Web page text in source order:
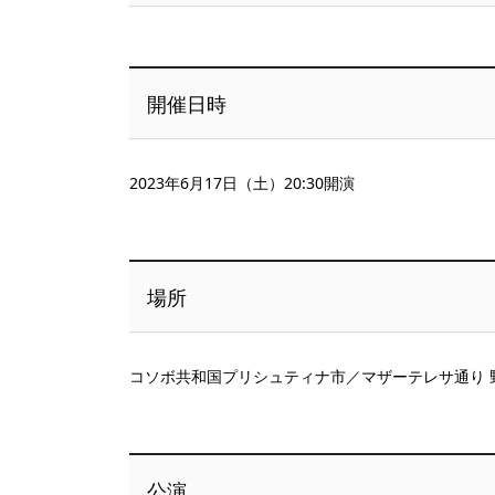
開催日時
2023年6月17日（土）20:30開演
場所
コソボ共和国プリシュティナ市／マザーテレサ通り